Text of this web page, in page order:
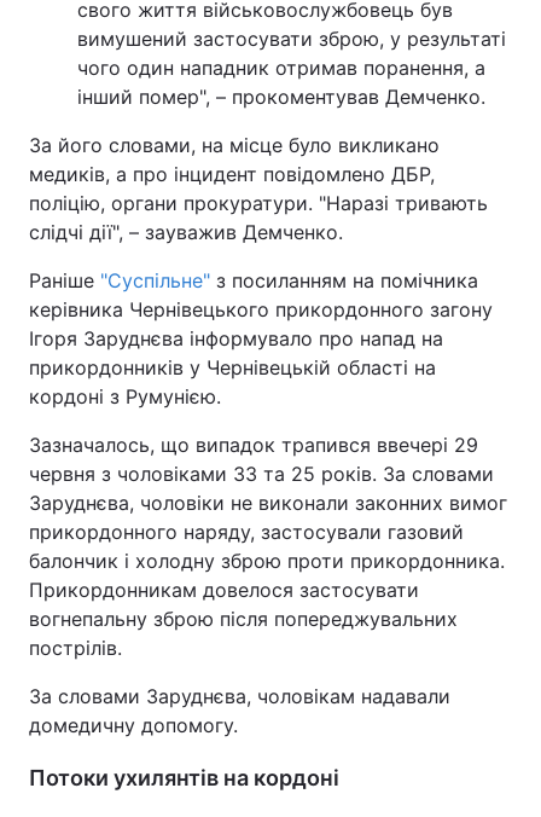
свого життя військовослужбовець був
вимушений застосувати зброю, у результаті
чого один нападник отримав поранення, а
інший помер", – прокоментував Демченко.
За його словами, на місце було викликано
медиків, а про інцидент повідомлено ДБР,
поліцію, органи прокуратури. "Наразі тривають
слідчі дії", – зауважив Демченко.
Раніше "Суспільне" з посиланням на помічника
керівника Чернівецького прикордонного загону
Ігоря Заруднєва інформувало про напад на
прикордонників у Чернівецькій області на
кордоні з Румунією.
Зазначалось, що випадок трапився ввечері 29
червня з чоловіками 33 та 25 років. За словами
Заруднєва, чоловіки не виконали законних вимог
прикордонного наряду, застосували газовий
балончик і холодну зброю проти прикордонника.
Прикордонникам довелося застосувати
вогнепальну зброю після попереджувальних
пострілів.
За словами Заруднєва, чоловікам надавали
домедичну допомогу.
Потоки ухилянтів на кордоні